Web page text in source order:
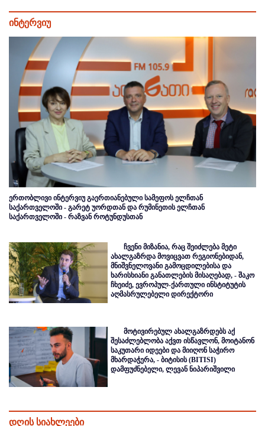
ინტერვიუ
ერთობლივი ინტერვიუ გაერთიანებული სამეფოს ელჩთან
საქართველოში - გარეტ უორდთან და რუმინეთის ელჩთან
საქართველოში - რაზვან როტუნდუსთან
ჩვენი მიზანია, რაც შეიძლება მეტი
ახალგაზრდა მოვიცვათ რეგიონებიდან,
მნიშვნელოვანი გამოცდილებისა და
ხარისხიანი განათლების მისაღებად, - შაკო
ჩხეიძე, ევროპულ-ქართული ინსტიტუტის
აღმასრულებელი დირექტორი
მოტივირებულ ახალგაზრდებს აქ
შესაძლებლობა აქვთ ისწავლონ, მოიტანონ
საკუთარი იდეები და მიიღონ საჭირო
მხარდაჭერა, - ბიტისის (BITISI)
დამფუძნებელი, ლევან ნიპარიშვილი
დღის სიახლეები